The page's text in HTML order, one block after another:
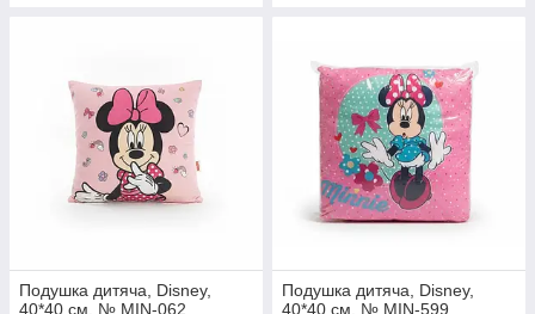
Подушка дитяча, Disney,
40*40 см, № MIN-062
Подушка дитяча, Disney,
40*40 см, № MIN-599